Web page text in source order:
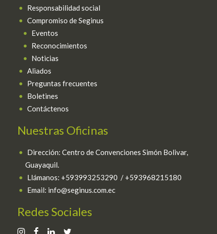
Responsabilidad social
Compromiso de Seginus
Eventos
Reconocimientos
Noticias
Aliados
Preguntas frecuentes
Boletines
Contáctenos
Nuestras Oficinas
Dirección: Centro de Convenciones Simón Bolivar,
Guayaquil.
Llámanos: +593993253290 / +593968215180
Email: info@seginus.com.ec
Redes Sociales